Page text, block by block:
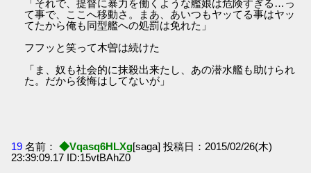
「それで、提督に暴力を働くような艦娘は危険すぎる…っ
て事で、ここへ移動さ。まあ、あいつもヤッてる事はヤッ
てたから俺も同型艦への処罰は免れた」
フフッと笑って木曽は続けた
「ま、奴も社会的に抹殺出来たし、あの潜水艦も助けられ
た。だから後悔はしてないが」
19 名前： ◆Vqasq6HLXg[saga] 投稿日：2015/02/26(木)
23:39:09.17 ID:15vtBAhZ0